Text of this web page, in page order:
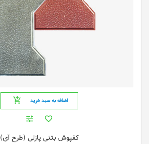
اضافه به سبد خرید
کفپوش بتنی پازلی (طرح آی)